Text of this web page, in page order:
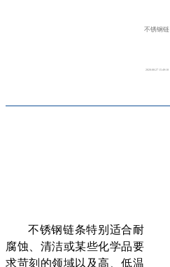
不锈钢链
2020-08-27 15:49:18
不锈钢链条特别适合耐
腐蚀、清洁或某些化学品要
求苛刻的领域以及高、低温